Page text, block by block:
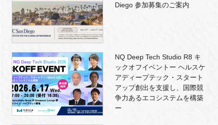
Diego 参加募集のご案内
NQ Deep Tech Studio R8 キ
ックオフイベントー ヘルスケ
アディープテック・スタート
アップ創出を支援し、国際競
争力あるエコシステムを構築
ー